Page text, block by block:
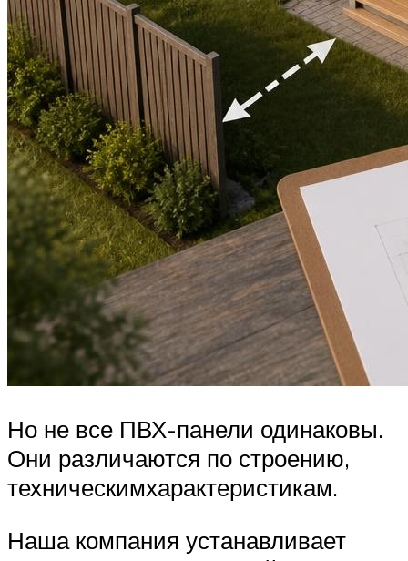
Но не все ПВХ-панели одинаковы.
Они различаются по строению,
техническимхарактеристикам.
Наша компания устанавливает